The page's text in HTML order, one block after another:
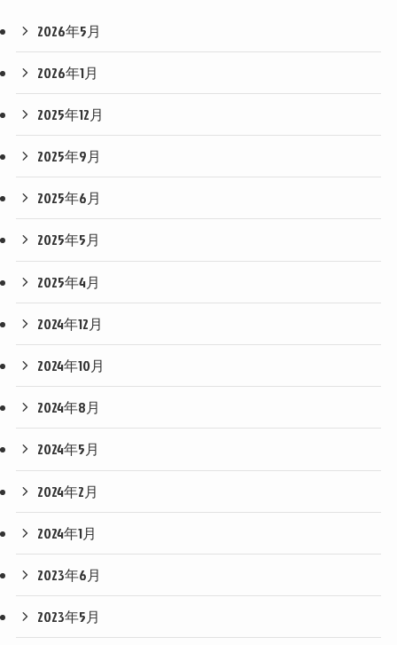
2026年5月
2026年1月
2025年12月
2025年9月
2025年6月
2025年5月
2025年4月
2024年12月
2024年10月
2024年8月
2024年5月
2024年2月
2024年1月
2023年6月
2023年5月